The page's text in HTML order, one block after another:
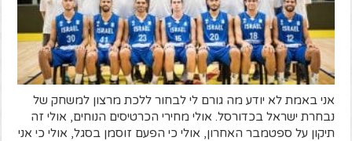
אני באמת לא יודע מה גורם לי לבחור ללכת מרצון למשחק של
נבחרת ישראל בכדורסל. אולי מחירי הכרטיסים הנוחים, אולי זה
תיקון על ספטמבר האחרון, אולי כי הפעם זוסמן בסגל, אולי כי אני